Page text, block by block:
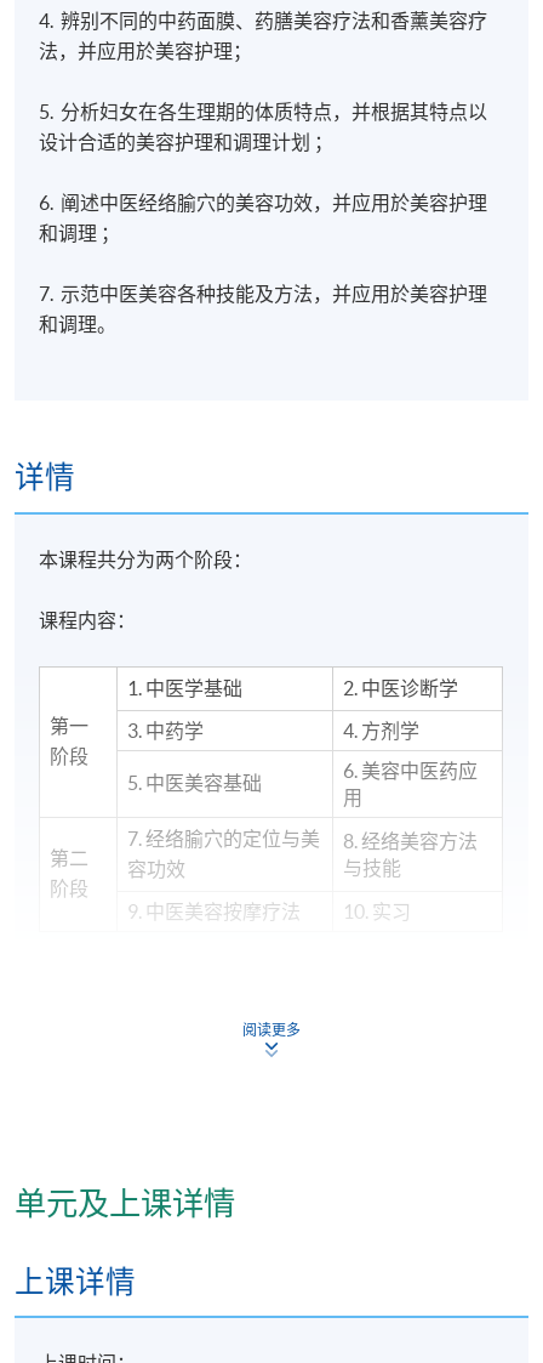
4. 辨别不同的中药面膜、药膳美容疗法和香薰美容疗
法，并应用於美容护理；
5. 分析妇女在各生理期的体质特点，并根据其特点以
设计合适的美容护理和调理计划 ；
6. 阐述中医经络腧穴的美容功效，并应用於美容护理
和调理 ；
7. 示范中医美容各种技能及方法，并应用於美容护理
和调理。
详情
本课程共分为两个阶段：
课程内容：
第一
阶段
1. 中医学基础
2. 中医诊断学
3. 中药学
4. 方剂学
5. 中医美容基础
6. 美容中医药应
用
第二
阶段
7. 经络腧穴的定位与美
容功效
8. 经络美容方法
与技能
9. 中医美容按摩疗法
10. 实习
阅读更多
单元及上课详情
上课详情